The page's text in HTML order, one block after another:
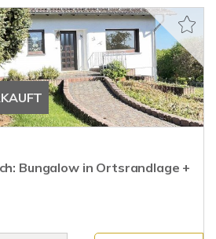
Bungalow in Ortsrandlage +